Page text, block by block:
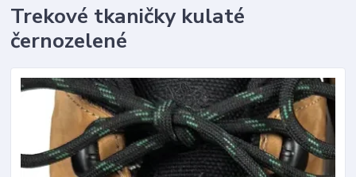
Trekové tkaničky kulaté
černozelené